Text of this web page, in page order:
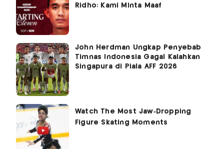
Ridho: Kami Minta Maaf
John Herdman Ungkap Penyebab
Timnas Indonesia Gagal Kalahkan
Singapura di Piala AFF 2026